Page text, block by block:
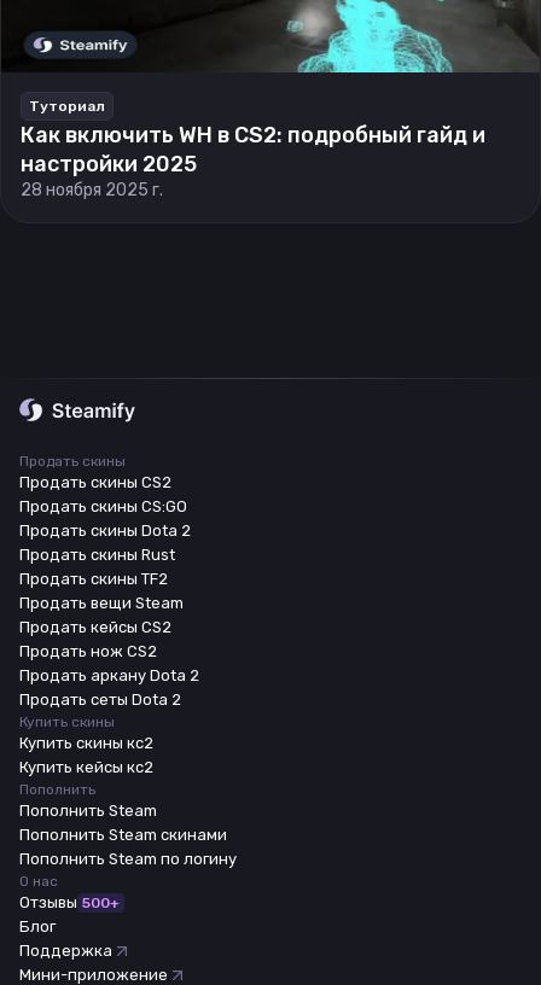
Туториал
Как включить WH в CS2: подробный гайд и
настройки 2025
28 ноября 2025 г.
Продать скины
Продать скины CS2
Продать скины CS:GO
Продать скины Dota 2
Продать скины Rust
Продать скины TF2
Продать вещи Steam
Продать кейсы CS2
Продать нож CS2
Продать аркану Dota 2
Продать сеты Dota 2
Купить скины
Купить скины кс2
Купить кейсы кс2
Пополнить
Пополнить Steam
Пополнить Steam скинами
Пополнить Steam по логину
О нас
Отзывы 500+
Блог
Поддержка
Мини-приложение